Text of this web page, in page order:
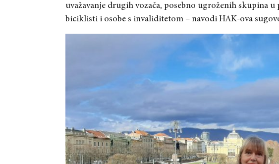
uvažavanje drugih vozača, posebno ugroženih skupina u
biciklisti i osobe s invaliditetom – navodi HAK-ova